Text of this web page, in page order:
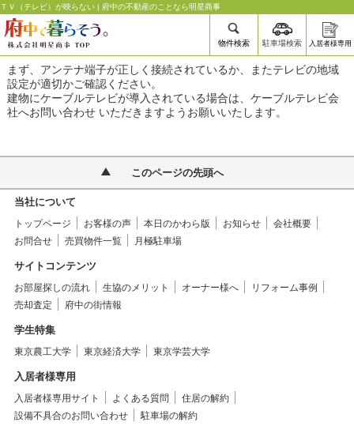
ＴＶ（テレビ）が映らない | 府中の不動産のことなら明星商事
物件検索 駐車場検索 入居者様専用
まず、アンテナ端子が正しく接続されているか、またテレビの地域
設定が適切かご確認ください。
建物にケーブルテレビが導入されている場合は、ケーブルテレビ会
社へお問い合わせ いただきますようお願いいたします。
このページの先頭へ
当社について
トップページ お客様の声 本日のかわら版 お知らせ
会社概要
お問合せ
売買物件一覧 月極駐車場
サイトコンテンツ
お部屋探しの流れ 生協のメリット オーナー様へ
リフォーム事例
売却査定
府中の街情報
学生特集
東京農工大学 東京経済大学 東京学芸大学
入居者様専用
入居者様専用サイト よくある質問
住居の解約
設備不具合のお問い合わせ
駐車場の解約